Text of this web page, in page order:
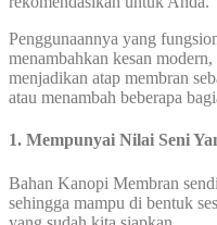
Penggunaannya yang
menambahkan kesan
menjadikan atap membran
atau menambah beberapa
1. Mempunyai Nilai Seni
Bahan Kanopi Membran
sehingga mampu di bentuk